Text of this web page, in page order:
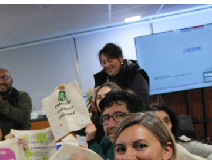
Reportajes
Columnas
Música Clásica
Especiales
Archivo Sonoro